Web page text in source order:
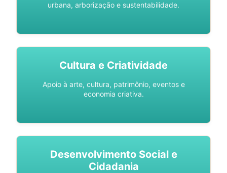
urbana, arborização e sustentabilidade.
Cultura e Criatividade
Apoio à arte, cultura, patrimônio, eventos e
economia criativa.
Desenvolvimento Social e
Cidadania